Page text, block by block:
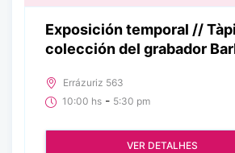
Exposición temporal //
colección del grabador
Errázuriz 563
10:00 hs - 5:30 pm
VER DETALHES